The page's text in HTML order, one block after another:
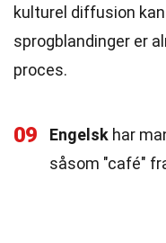
kulturel diffusion
sprogblandinger er
proces.
09 Engelsk har
såsom "café"